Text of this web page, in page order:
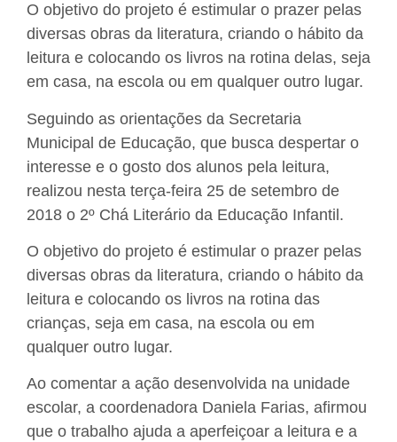
O objetivo do projeto é estimular o prazer pelas
diversas obras da literatura, criando o hábito da
leitura e colocando os livros na rotina delas, seja
em casa, na escola ou em qualquer outro lugar.
Seguindo as orientações da Secretaria
Municipal de Educação, que busca despertar o
interesse e o gosto dos alunos pela leitura,
realizou nesta terça-feira 25 de setembro de
2018 o 2º Chá Literário da Educação Infantil.
O objetivo do projeto é estimular o prazer pelas
diversas obras da literatura, criando o hábito da
leitura e colocando os livros na rotina das
crianças, seja em casa, na escola ou em
qualquer outro lugar.
Ao comentar a ação desenvolvida na unidade
escolar, a coordenadora Daniela Farias, afirmou
que o trabalho ajuda a aperfeiçoar a leitura e a